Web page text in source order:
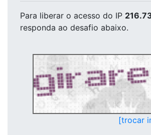
Para liberar o acesso do IP
responda ao desafio abaixo.
[trocar